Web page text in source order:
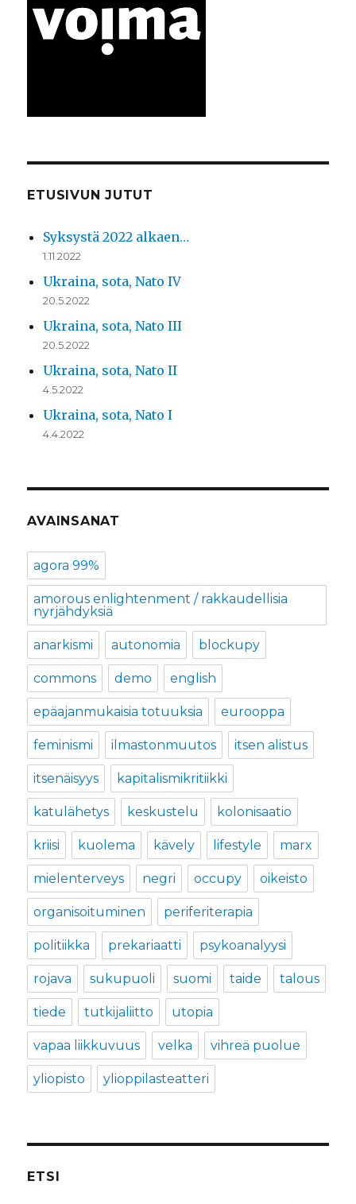
ETUSIVUN JUTUT
Syksystä 2022 alkaen…
1.11.2022
Ukraina, sota, Nato IV
20.5.2022
Ukraina, sota, Nato III
20.5.2022
Ukraina, sota, Nato II
4.5.2022
Ukraina, sota, Nato I
4.4.2022
AVAINSANAT
agora 99%
amorous enlightenment / rakkaudellisia
nyrjähdyksiä
anarkismi autonomia blockupy
commons demo english
epäajanmukaisia totuuksia eurooppa
feminismi ilmastonmuutos itsen alistus
itsenäisyys kapitalismikritiikki
katulähetys keskustelu kolonisaatio
kriisi kuolema kävely lifestyle marx
mielenterveys negri occupy oikeisto
organisoituminen periferiterapia
politiikka prekariaatti psykoanalyysi
rojava sukupuoli suomi taide talous
tiede tutkijaliitto utopia
vapaa liikkuvuus velka vihreä puolue
yliopisto ylioppilasteatteri
ETSI